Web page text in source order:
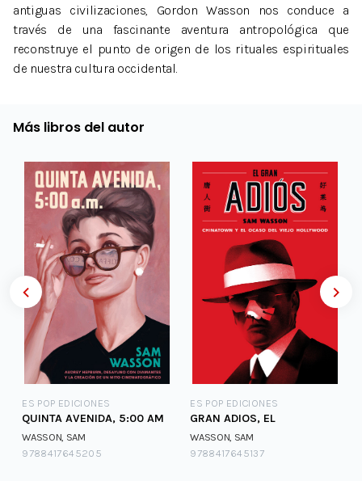
antiguas civilizaciones, Gordon Wasson nos conduce a
través de una fascinante aventura antropológica que
reconstruye el punto de origen de los rituales espirituales
de nuestra cultura occidental.
Más libros del autor
ES POP EDICIONES
QUINTA AVENIDA, 5:00 AM
WASSON, SAM
9788417645205
ES POP EDICIONES
GRAN ADIOS, EL
WASSON, SAM
9788417645137